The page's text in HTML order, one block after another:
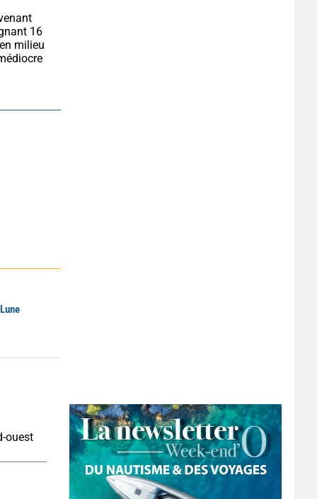
16
milieu
ouest